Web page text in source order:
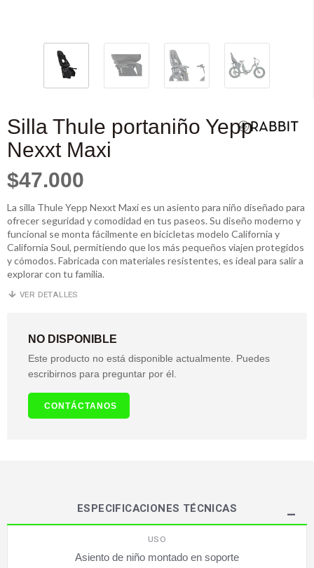
Silla Thule portaniño Yepp
Nexxt Maxi
$47.000
La silla Thule Yepp Nexxt Maxi es un asiento para niño diseñado para
ofrecer seguridad y comodidad en tus paseos. Su diseño moderno y
funcional se monta fácilmente en bicicletas modelo California y
California Soul, permitiendo que los más pequeños viajen protegidos
y cómodos. Fabricada con materiales resistentes, es ideal para salir a
explorar con tu familia.
VER DETALLES
NO DISPONIBLE
Este producto no está disponible actualmente. Puedes
escribirnos para preguntar por él.
CONTÁCTANOS
ESPECIFICACIONES TÉCNICAS
USO
Asiento de niño montado en soporte